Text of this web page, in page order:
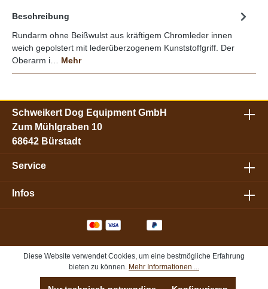
Beschreibung
Rundarm ohne Beißwulst aus kräftigem Chromleder innen
weich gepolstert mit lederüberzogenem Kunststoffgriff. Der
Oberarm i… Mehr
Schweikert Dog Equipment GmbH
Zum Mühlgraben 10
68642 Bürstadt
Service
Infos
Diese Website verwendet Cookies, um eine bestmögliche Erfahrung
bieten zu können. Mehr Informationen ...